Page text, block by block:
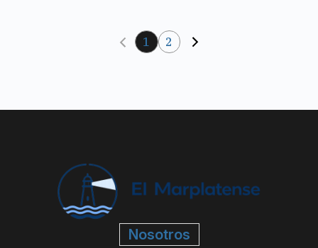
1 2
Nosotros